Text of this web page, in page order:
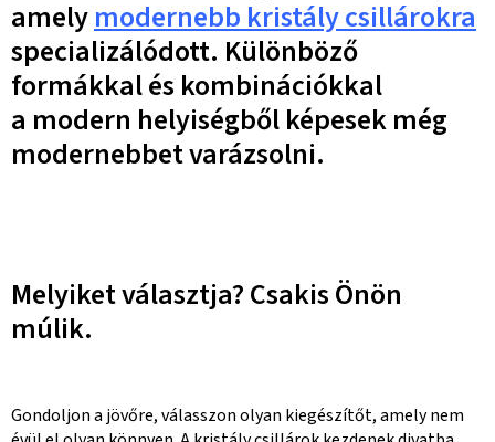
amelymodernebb kristály csillárokra
specializálódott. Különböző
formákkal és kombinációkkal
a modern helyiségből képesek még
modernebbet varázsolni.
Melyiket választja? Csakis Önön
múlik.
Gondoljon a jövőre, válasszon olyan kiegészítőt, amely nem